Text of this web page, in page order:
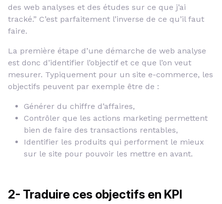
des web analyses et des études sur ce que j’ai
tracké.” C’est parfaitement l’inverse de ce qu’il faut
faire.
La première étape d’une démarche de web analyse
est donc d’identifier l’objectif et ce que l’on veut
mesurer. Typiquement pour un site e-commerce, les
objectifs peuvent par exemple être de :
Générer du chiffre d’affaires,
Contrôler que les actions marketing permettent
bien de faire des transactions rentables,
Identifier les produits qui performent le mieux
sur le site pour pouvoir les mettre en avant.
2- Traduire ces objectifs en KPI